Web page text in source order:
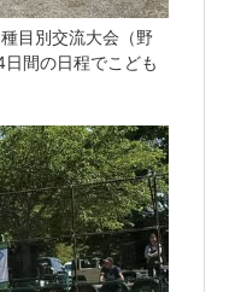
目別交流大会（野
間の日程でこども